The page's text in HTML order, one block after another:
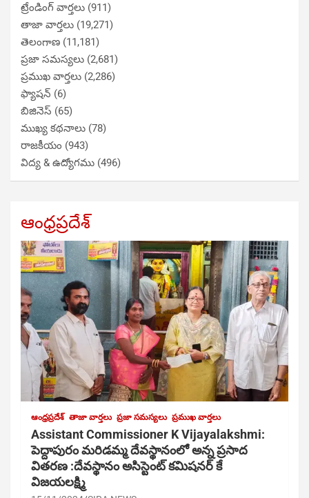
ట్రేండింగ్ వార్తలు (911)
తాజా వార్తలు (19,271)
తెలంగాణ (11,181)
ప్రజా సమస్యలు (2,681)
ప్రముఖ వార్తలు (2,286)
ఫ్యాషన్ (6)
బిజినెస్ (65)
ముఖ్య కథనాలు (78)
రాజకీయం (943)
విద్య & ఉద్యోగము (496)
ఆంధ్రప్రదేశ్
ఆంధ్రప్రదేశ్ తాజా వార్తలు ప్రజా సమస్యలు ప్రముఖ వార్తలు
Assistant Commissioner K Vijayalakshmi:
పెద్దాపురం మరిడమ్మ దేవస్థానంలో అన్న ప్రసాద
వితరణ :దేవస్థానం అసిస్టెంట్ కమిషనర్ కే
విజయలక్ష్మి